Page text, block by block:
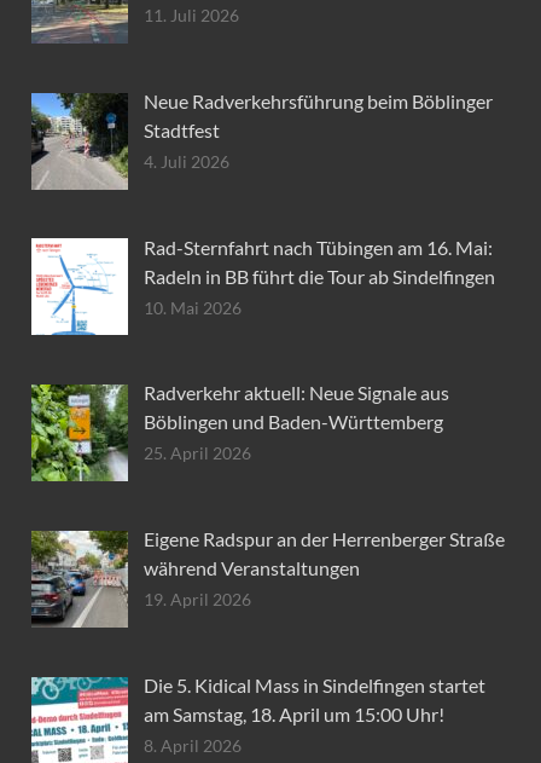
11. Juli 2026
Neue Radverkehrsführung beim Böblinger
Stadtfest
4. Juli 2026
Rad-Sternfahrt nach Tübingen am 16. Mai:
Radeln in BB führt die Tour ab Sindelfingen
10. Mai 2026
Radverkehr aktuell: Neue Signale aus
Böblingen und Baden-Württemberg
25. April 2026
Eigene Radspur an der Herrenberger Straße
während Veranstaltungen
19. April 2026
Die 5. Kidical Mass in Sindelfingen startet
am Samstag, 18. April um 15:00 Uhr!
8. April 2026